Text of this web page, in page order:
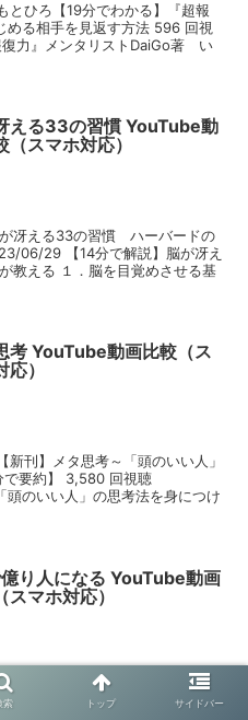
とひろ【19分でわかる】『超報
る相手を見返す方法 596 回視
復力』メンタリストDaiGo著 い
える33の習慣 YouTube動
（スマホ対応）
冴える33の習慣 ハーバードの
06/29 【14分で解説】脳が冴え
教える １．脳を目覚めさせる基
考 YouTube動画比較（ス
応）
刊】メタ思考～「頭のいい人」
要約】 3,580 回視聴
のいい人」の思考法を身につけ
り人になる YouTube動画
スマホ対応）
実践して億り人になった投資
法！「1年で億り人になる」戸
索 トップ サイドバー